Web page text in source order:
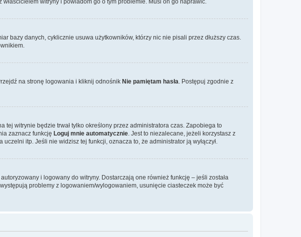
bazy danych, cyklicznie usuwa użytkowników, którzy nic nie pisali przez dłuższy czas.
na stronę logowania i kliknij odnośnik Nie pamiętam hasła . Postępuj zgodnie z
tej witrynie będzie trwał tylko określony przez administratora czas. Zapobiega to
zaznacz funkcję Loguj mnie automatycznie . Jest to niezalecane, jeżeli korzystasz z
itp. Jeśli nie widzisz tej funkcji, oznacza to, że administrator ją wyłączył.
i logowany do witryny. Dostarczają one również funkcję – jeśli została
problemy z logowaniem/wylogowaniem, usunięcie ciasteczek może być